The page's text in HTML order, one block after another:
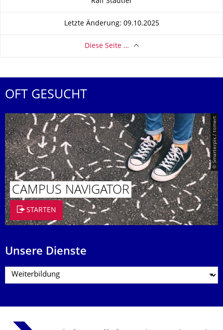
Letzte Änderung: 09.10.2025
Diese Seite …
OFT GESUCHT
© Smarterpix / tomert
CAMPUS NAVIGATOR
STARTEN
Unsere Dienste